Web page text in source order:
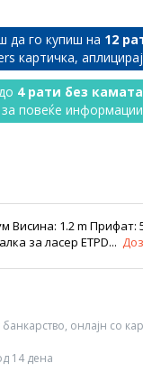
да го купиш на 12
картичка,
4 рати без камата
повеќе информации
Висина: 1.2 m Прифат:
за ласер ETPD...
онлајн со
14 дена